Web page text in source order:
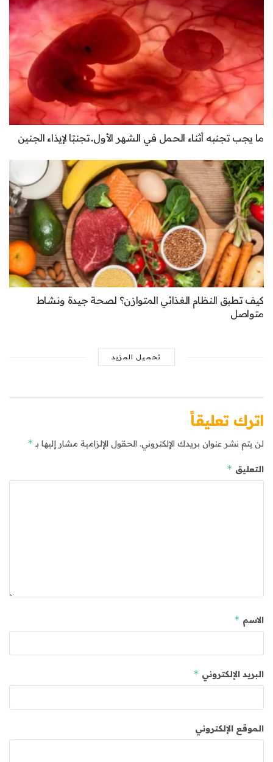
ما يجب تجنبه أثناء الحمل في الشهر الأول..تجنبًا لإيذاء الجنين
كيف تطبق النظام الغذائي المتوازن؟ لصحة جيدة ونشاط
متواصل
تحميل المزيد
اترك تعليقاً
لن يتم نشر عنوان بريدك الإلكتروني. الحقول الإلزامية مشار إليها بـ *
التعليق *
الاسم *
البريد الإلكتروني *
الموقع الإلكتروني